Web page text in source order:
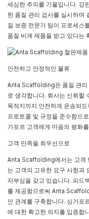
세심한 주의를 기울입니다. 강
한 품질 관리 검사를 실시하여
질 보증 전문가 팀이 프로세
품질 비계 제품을 받고 있다는
안전하고 안정적인 물류
Anta Scaffolding은 품질 관리
로 생각합니다. 회사는 신뢰할
목적지까지 안전하게 운송되
프로토콜 및 규정을 준수함으
가포르 고객에게 마음의 평화
고객 만족을 최우선으로
Anta Scaffolding에서는 고객
는 고객의 고유한 요구 사항과
자부심을 갖고 있습니다. 피드
를 제공함으로써 Anta
인 관계를 구축합니다. 싱가포
에 대한 확고한 의지를 입증합